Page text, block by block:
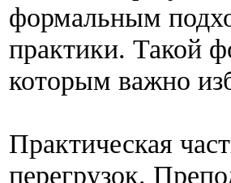
формальным
практики. Такой
которым важно
Практическая
перегрузок.